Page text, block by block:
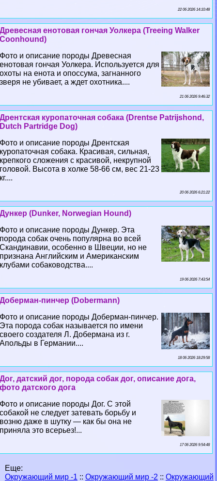
22 06 2026 14:10:48
Древесная енотовая гончая Уолкера (Treeing Walker
Coonhound)
Фото и описание породы Древесная
енотовая гончая Уолкера. Используется для
охоты на енота и опоссума, загнанного
зверя не убивает, а ждет охотника....
21 06 2026 9:46:32
Дрентская куропаточная собака (Drentse Patrijshond,
Dutch Partridge Dog)
Фото и описание породы Дрентская
куропаточная собака. Красивая, сильная,
крепкого сложения с красивой, некрупной
головой. Высота в холке 58-66 см, вес 21-23
кг....
20 06 2026 6:21:22
Дункер (Dunker, Norwegian Hound)
Фото и описание породы Дункер. Эта
порода собак очень популярна во всей
Скандинавии, особенно в Швеции, но не
признана Английским и Американским
клубами собаководства....
19 06 2026 7:43:54
Доберман-пинчер (Dobermann)
Фото и описание породы Доберман-пинчер.
Эта порода собак называется по имени
своего создателя Л. Добермана из г.
Апольды в Германии....
18 06 2026 18:29:58
Дог, датский дог, порода собак дог, описание дога,
фото датского дога
Фото и описание породы Дог. С этой
собакой не следует затевать борьбу и
возню даже в шутку — как бы она не
приняла это всерьез!...
17 06 2026 9:54:48
Еще:
Окружающий мир -1 :: Окружающий мир -2 :: Окружающий